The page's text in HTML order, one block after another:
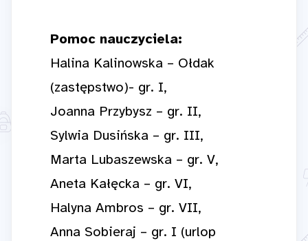
Pomoc nauczyciela:
Halina Kalinowska – Ołdak
(zastępstwo)- gr. I,
Joanna Przybysz – gr. II,
Sylwia Dusińska – gr. III,
Marta Lubaszewska – gr. V,
Aneta Kałęcka – gr. VI,
Halyna Ambros – gr. VII,
Anna Sobieraj – gr. I (urlop